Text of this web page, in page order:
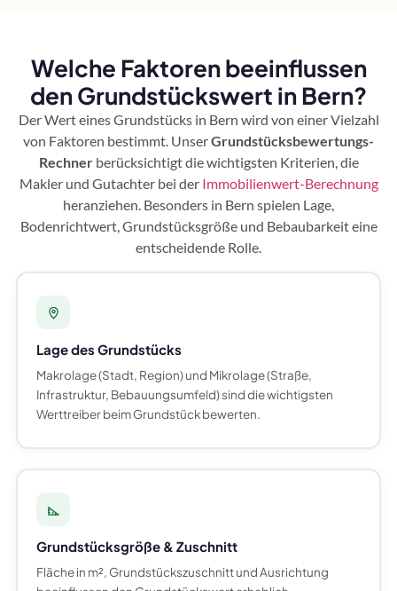
Welche Faktoren beeinflussen
den Grundstückswert in Bern?
Der Wert eines Grundstücks in Bern wird von einer Vielzahl
von Faktoren bestimmt. UnserGrundstücksbewertungs-
Rechnerberücksichtigt die wichtigsten Kriterien, die
Makler und Gutachter bei der Immobilienwert-Berechnung
heranziehen. Besonders in Bern spielen Lage,
Bodenrichtwert, Grundstücksgröße und Bebaubarkeit eine
entscheidende Rolle.
Lage des Grundstücks
Makrolage (Stadt, Region) und Mikrolage (Straße,
Infrastruktur, Bebauungsumfeld) sind die wichtigsten
Werttreiber beim Grundstück bewerten.
Grundstücksgröße & Zuschnitt
Fläche in m², Grundstückszuschnitt und Ausrichtung